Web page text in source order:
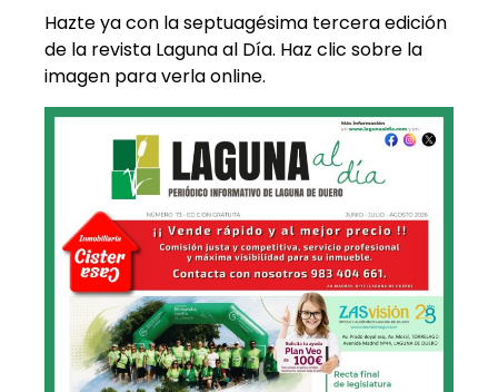
Hazte ya con la septuagésima tercera edición
de la revista Laguna al Día. Haz clic sobre la
imagen para verla online.